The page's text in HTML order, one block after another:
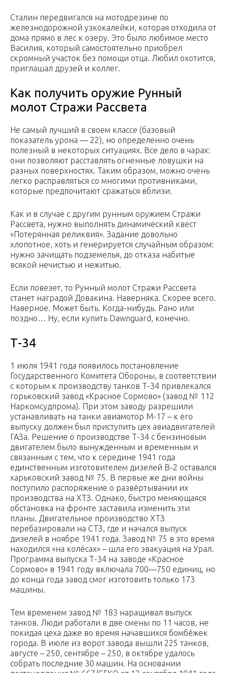
Сталин передвигался на мотодрезине по
железнодорожной узкокалейки, которая отходила от
дома прямо в лес к озеру. Это было любимое место
Василия, который самостоятельно приобрел
скромный участок без помощи отца. Любил охотится,
приглашал друзей и коллег.
Как получить оружие Рунный
молот Стражи Рассвета
Не самый лучший в своем классе (базовый
показатель урона — 22), но определенно очень
полезный в некоторых ситуациях. Все дело в чарах:
они позволяют расставлять огненные ловушки на
разных поверхностях. Таким образом, можно очень
легко расправляться со многими противниками,
которые предпочитают сражаться вблизи.
Как и в случае с другим рунным оружием Стражи
Рассвета, нужно выполнять динамический квест
«Потерянная реликвия». Задание довольно
хлопотное, хоть и генерируется случайным образом:
нужно зачищать подземелья, до отказа набитые
всякой нечистью и нежитью.
Если повезет, то Рунный молот Стражи Рассвета
станет наградой Довакина. Наверняка. Скорее всего.
Наверное. Может быть. Когда-нибудь. Рано или
поздно… Ну, если купить Dawnguard, конечно.
Т-34
1 июля 1941 года появилось постановление
Государственного Комитета Обороны, в соответствии
с которым к производству танков Т-34 привлекался
горьковский завод «Красное Сормово» (завод № 112
Наркомсудпрома). При этом заводу разрешили
устанавливать на танки авиамотор М-17 – к его
выпуску должен был приступить цех авиадвигателей
ГАЗа. Решение о производстве Т-34 с бензиновым
двигателем было вынужденным и временным и
связанным с тем, что к середине 1941 года
единственным изготовителем дизелей В-2 оставался
харьковский завод № 75. В первые же дни войны
поступило распоряжение о развёртывании их
производства на ХТЗ. Однако, быстро меняющаяся
обстановка на фронте заставила изменить эти
планы. Двигательное производство ХТЗ
перебазировали на СТЗ, где и начался выпуск
дизелей в ноябре 1941 года. Завод № 75 в это время
находился «на колёсах» – шла его эвакуация на Урал.
Программа выпуска Т-34 на заводе «Красное
Сормово» в 1941 году включала 700—750 единиц, но
до конца года завод смог изготовить только 173
машины.
Тем временем завод № 183 наращивал выпуск
танков. Люди работали в две смены по 11 часов, не
покидая цеха даже во время начавшихся бомбёжек
города. В июле из ворот завода вышли 225 танков,
августе – 250, сентябре – 250, в октябре удалось
собрать последние 30 машин. На основании